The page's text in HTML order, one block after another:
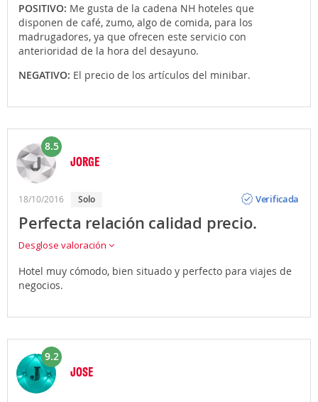
POSITIVO: Me gusta de la cadena NH hoteles que
disponen de café, zumo, algo de comida, para los
madrugadores, ya que ofrecen este servicio con
anterioridad de la hora del desayuno.
NEGATIVO: El precio de los artículos del minibar.
8.5
JORGE
18/10/2016 solo
Verificada
Perfecta relación calidad precio.
Desglose valoración
Hotel muy cómodo, bien situado y perfecto para viajes de
negocios.
9.2
JOSE